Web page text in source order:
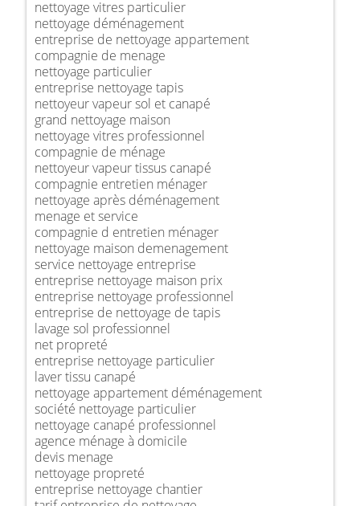
nettoyage vitres particulier
nettoyage déménagement
entreprise de nettoyage appartement
compagnie de menage
nettoyage particulier
entreprise nettoyage tapis
nettoyeur vapeur sol et canapé
grand nettoyage maison
nettoyage vitres professionnel
compagnie de ménage
nettoyeur vapeur tissus canapé
compagnie entretien ménager
nettoyage après déménagement
menage et service
compagnie d entretien ménager
nettoyage maison demenagement
service nettoyage entreprise
entreprise nettoyage maison prix
entreprise nettoyage professionnel
entreprise de nettoyage de tapis
lavage sol professionnel
net propreté
entreprise nettoyage particulier
laver tissu canapé
nettoyage appartement déménagement
société nettoyage particulier
nettoyage canapé professionnel
agence ménage à domicile
devis menage
nettoyage propreté
entreprise nettoyage chantier